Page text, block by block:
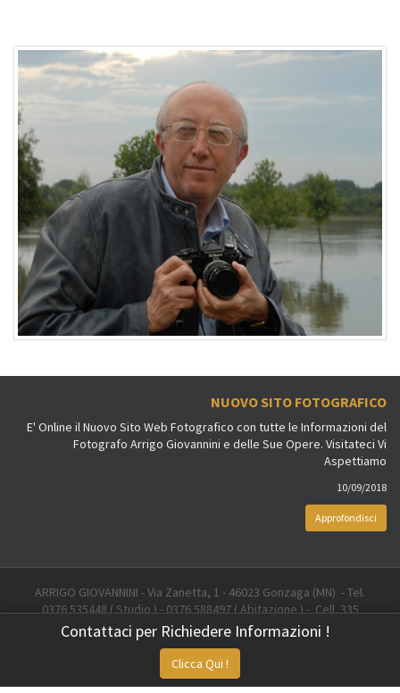
NUOVO SITO FOTOGRAFICO
E' Online il Nuovo Sito Web Fotografico con tutte le Informazioni del
Fotografo Arrigo Giovannini e delle Sue Opere. Visitateci Vi
Aspettiamo
10/09/2018
Approfondisci
ARRIGO GIOVANNINI - Via Zanetta, 1 - 46023 Gonzaga (MN) - Tel.
0376 535448 ( Studio ) - 0376 588497 ( Abitazione ) - Cell. 335
6707378 - Email: info@arrigogiovannini.it
Created bySistemi Applicati Sas
Contattaci per Richiedere Informazioni !
Clicca Qui !